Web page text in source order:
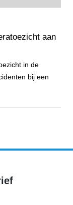
aan
in de
bij een